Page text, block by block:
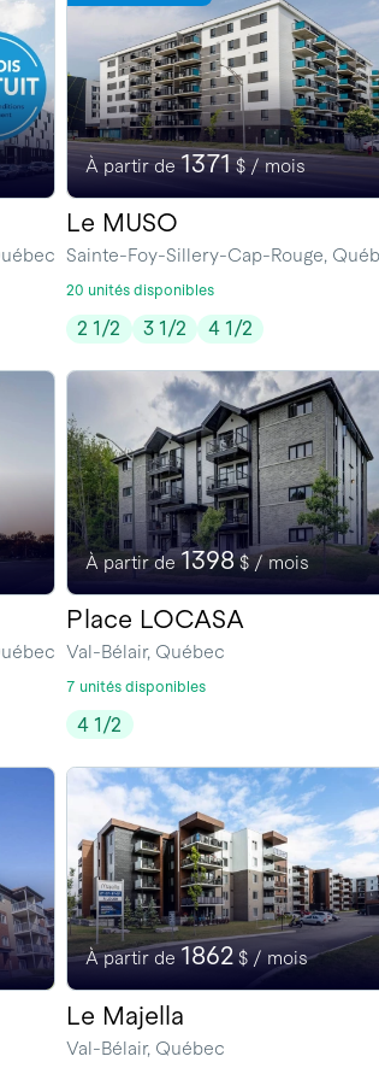
À partir de1371$ / mois
Le MUSO
Sainte-Foy-Sillery-Cap-Rouge,
20 unités disponibles
2 1/2 3 1/2 4 1/2
À partir de1398$ / mois
Place LOCASA
Val-Bélair, Québec
7 unités disponibles
4 1/2
À partir de 1862 $ / mois
Le Majella
Val-Bélair, Québec